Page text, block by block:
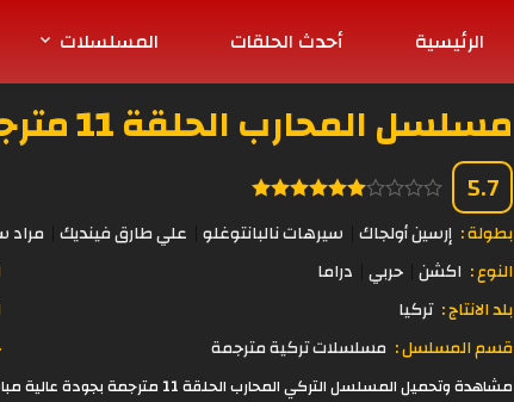
الرئيسية أحدث الحلقات المسلسلات
مسلسل المحارب الحلقة 11 مترجمة
5.7
بطولة : إرسين أولجاك سيرهات نالبانتوغلو علي طارق فينديك مراد
النوع : اكشن حربي دراما
بلد الانتاج : تركيا
قسم المسلسل : مسلسلات تركية مترجمة
مشاهدة وتحميل المسلسل التركي المحارب الحلقة 11 مترجمة بجودة عالية مباشرة على موقع لودي نت